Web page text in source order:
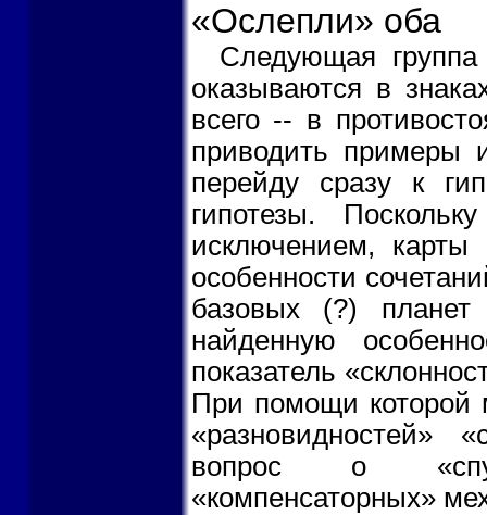
«Ослепли» оба
Следующая
оказываются в
всего -- в
приводить примеры
перейду сразу к
гипотезы.
исключением, карты
особенности
базовых (?)
найденную
показатель
При помощи которой
«разновидностей»
вопрос о
«компенсаторных»